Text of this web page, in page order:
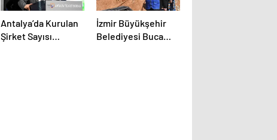
Antalya’da Kurulan
Şirket Sayısı
İzmir Büyükşehir
Belediyesi Buca